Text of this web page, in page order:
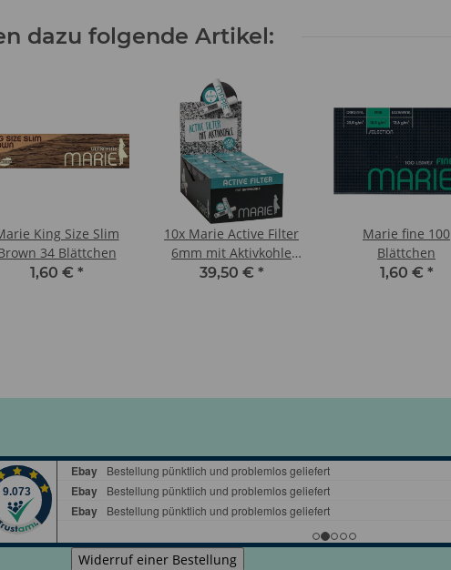
dazu folgende Artikel:
King Size Slim
34 Blättchen
1,60 € *
10x Marie Active Filter
6mm mit Aktivkohle
(ohne Überkarton)
39,50 € *
Marie fine 100
Blättchen
1,60 € *